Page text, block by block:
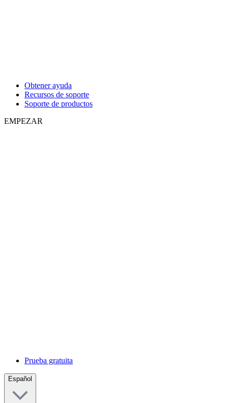
Obtener ayuda
Recursos de soporte
Soporte de productos
EMPEZAR
Prueba gratuita
Español